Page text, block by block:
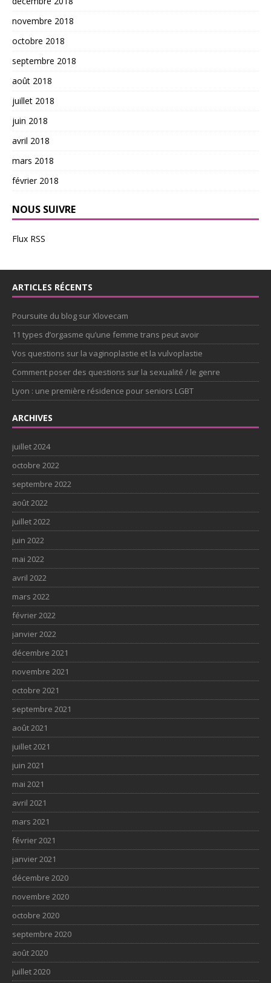
novembre 2018
octobre 2018
septembre 2018
août 2018
juillet 2018
juin 2018
avril 2018
mars 2018
février 2018
NOUS SUIVRE
Flux RSS
ARTICLES RÉCENTS
Poursuite du blog sur Xlovecam
11 types d’orgasme qu’une femme trans peut avoir
Vos questions sur la vaginoplastie et la vulvoplastie
Comment poser des questions sur la sexualité / le genre
Lyon : une première résidence pour seniors LGBT
ARCHIVES
juillet 2024
octobre 2022
septembre 2022
août 2022
juillet 2022
juin 2022
mai 2022
avril 2022
mars 2022
février 2022
janvier 2022
décembre 2021
novembre 2021
octobre 2021
septembre 2021
août 2021
juillet 2021
juin 2021
mai 2021
avril 2021
mars 2021
février 2021
janvier 2021
décembre 2020
novembre 2020
octobre 2020
septembre 2020
août 2020
juillet 2020